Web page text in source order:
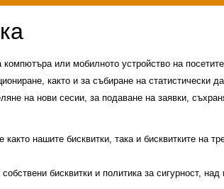
компютъра или мобилното устройство на
както и за събиране на
на нови сесии, за подаване на заявки,
нашите бисквитки, така и бисквитките на
бисквитки и политика за сигурност,